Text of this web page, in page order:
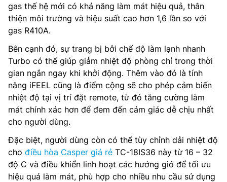
gas thế hệ mới có khả năng làm mát hiệu quả, thân
thiện môi trường và hiệu suất cao hơn 1,6 lần so với
gas R410A.
Bên cạnh đó, sự trang bị bởi chế độ làm lạnh nhanh
Turbo có thể giúp giảm nhiệt độ phòng chỉ trong thời
gian ngắn ngay khi khởi động. Thêm vào đó là tính
năng iFEEL cũng là điểm cộng sẽ cho phép cảm biến
nhiệt độ tại vị trí đặt remote, từ đó tăng cường làm
mát chính xác hơn để đem đến cảm giác dễ chịu nhất
cho người dùng.
Đặc biệt, người dùng còn có thể tùy chỉnh dải nhiệt độ
cho điều hòa Casper giá rẻ TC-18IS36 này từ 16 – 32
độ C và điều khiển linh hoạt các hướng gió để tối ưu
hiệu quả làm mát, phù hợp cho nhiều nhu cầu sử dụng